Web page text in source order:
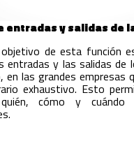
entradas y salidas de
objetivo de esta función
entradas y las salidas de
en las grandes empresas
exhaustivo. Esto
cómo y